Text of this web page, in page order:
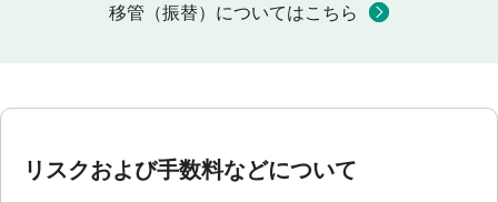
移管（振替）についてはこちら
リスクおよび手数料などについて